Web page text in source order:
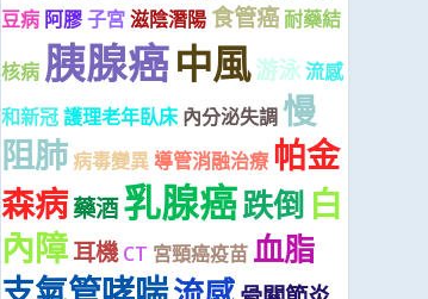
豆病 阿膠子宮滋陰潛陽 食管癌耐藥結
核病 胰腺癌中風游泳流感
和新冠護理老年臥床 內分泌失調 慢
阻肺病毒變異 導管消融治療 帕金
森病藥酒乳腺癌跌倒 白
內障耳機 CT 宮頸癌疫苗 血脂